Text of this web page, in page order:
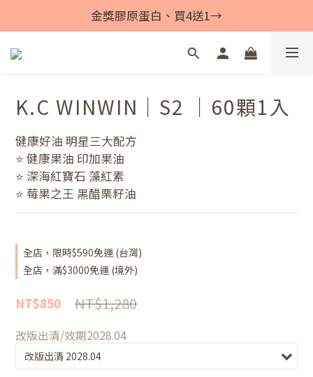
金獎膠原蛋白、買4送1→
K.C WINWIN｜S2 ｜60顆1入
健康好油 明星三大配方
⭐ 健康果油 印加果油
⭐ 深海紅寶石 藻紅素
⭐ 莓果之王 黑醋栗籽油
全店，限時$590免運 (台灣)
全店，滿$3000免運 (境外)
NT$1,280
NT$850
改版出清/效期2028.04